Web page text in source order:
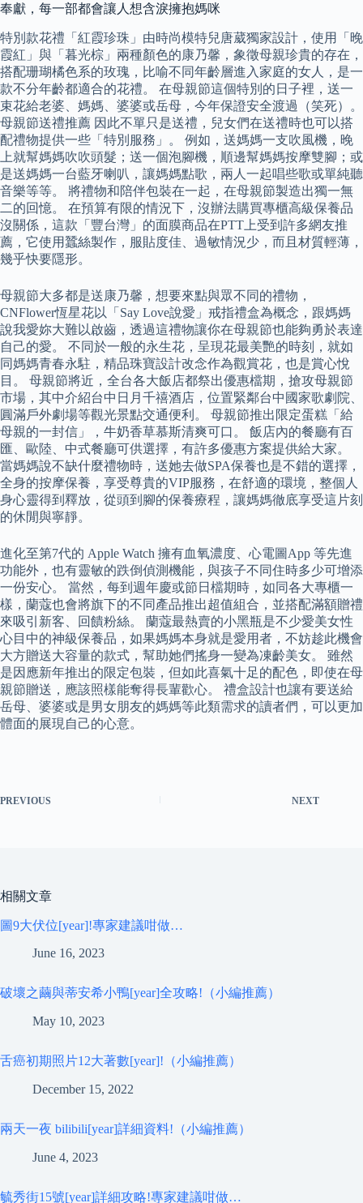
奉獻，每一部都會讓人想含淚擁抱媽咪
特別款花禮「紅霞珍珠」由時尚模特兒唐葳獨家設計，使用「晚
霞紅」與「暮光棕」兩種顏色的康乃馨，象徵母親珍貴的存在，
搭配珊瑚橘色系的玫瑰，比喻不同年齡層進入家庭的女人，是一
款不分年齡都適合的花禮。 在母親節這個特別的日子裡，送一
束花給老婆、媽媽、婆婆或岳母，今年保證安全渡過（笑死）。
母親節送禮推薦 因此不單只是送禮，兒女們在送禮時也可以搭
配禮物提供一些「特別服務」。 例如，送媽媽一支吹風機，晚
上就幫媽媽吹吹頭髮；送一個泡腳機，順邊幫媽媽按摩雙腳；或
是送媽媽一台藍牙喇叭，讓媽媽點歌，兩人一起唱些歌或單純聽
音樂等等。 將禮物和陪伴包裝在一起，在母親節製造出獨一無
二的回憶。 在預算有限的情況下，沒辦法購買專櫃高級保養品
沒關係，這款「豐台灣」的面膜商品在PTT上受到許多網友推
薦，它使用蠶絲製作，服貼度佳、過敏情況少，而且材質輕薄，
幾乎快要隱形。
母親節大多都是送康乃馨，想要來點與眾不同的禮物，
CNFlower恆星花以「Say Love說愛」戒指禮盒為概念，跟媽媽
說我愛妳大難以啟齒，透過這禮物讓你在母親節也能夠勇於表達
自己的愛。 不同於一般的永生花，呈現花最美艷的時刻，就如
同媽媽青春永駐，精品珠寶設計改念作為觀賞花，也是賞心悅
目。 母親節將近，全台各大飯店都祭出優惠檔期，搶攻母親節
市場，其中介紹台中日月千禧酒店，位置緊鄰台中國家歌劇院、
圓滿戶外劇場等觀光景點交通便利。 母親節推出限定蛋糕「給
母親的一封信」，牛奶香草慕斯清爽可口。 飯店內的餐廳有百
匯、歐陸、中式餐廳可供選擇，有許多優惠方案提供給大家。
當媽媽說不缺什麼禮物時，送她去做SPA保養也是不錯的選擇，
全身的按摩保養，享受尊貴的VIP服務，在舒適的環境，整個人
身心靈得到釋放，從頭到腳的保養療程，讓媽媽徹底享受這片刻
的休閒與寧靜。
進化至第7代的 Apple Watch 擁有血氧濃度、心電圖App 等先進
功能外，也有靈敏的跌倒偵測機能，與孩子不同住時多少可增添
一份安心。 當然，每到週年慶或節日檔期時，如同各大專櫃一
樣，蘭蔻也會將旗下的不同產品推出超值組合，並搭配滿額贈禮
來吸引新客、回饋粉絲。 蘭蔻最熱賣的小黑瓶是不少愛美女性
心目中的神級保養品，如果媽媽本身就是愛用者，不妨趁此機會
大方贈送大容量的款式，幫助她們搖身一變為凍齡美女。 雖然
是因應新年推出的限定包裝，但如此喜氣十足的配色，即使在母
親節贈送，應該照樣能奪得長輩歡心。 禮盒設計也讓有要送給
岳母、婆婆或是男女朋友的媽媽等此類需求的讀者們，可以更加
體面的展現自己的心意。
PREVIOUS NEXT
相關文章
圖9大伏位[year]!專家建議咁做…
June 16, 2023
破壞之繭與蒂安希小鴨[year]全攻略!（小編推薦）
May 10, 2023
舌癌初期照片12大著數[year]!（小編推薦）
December 15, 2022
兩天一夜 bilibili[year]詳細資料!（小編推薦）
June 4, 2023
毓秀街15號[year]詳細攻略!專家建議咁做…